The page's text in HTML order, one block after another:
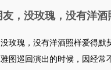
，没玫瑰，没有洋酒
玫瑰，没有洋酒照样爱得
巡回演出的时候，因经常